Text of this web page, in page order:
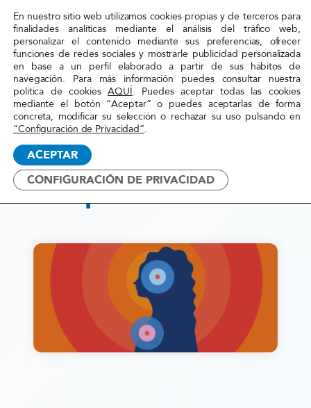
Red
Acoge
Inicio»Acciones»Acompañamiento
Acciones de
Acompañamiento
En nuestro sitio web utilizamos cookies propias y de terceros para
finalidades analíticas mediante el análisis del tráfico web,
personalizar el contenido mediante sus preferencias, ofrecer
funciones de redes sociales y mostrarle publicidad personalizada
en base a un perfil elaborado a partir de sus hábitos de
navegación. Para más información puedes consultar nuestra
política de cookiesAQUÍ. Puedes aceptar todas las cookies
mediante el botón “Aceptar” o puedes aceptarlas de forma
concreta, modificar su selección o rechazar su uso pulsando en
“Configuración de Privacidad”.
ACEPTAR
CONFIGURACIÓN DE PRIVACIDAD